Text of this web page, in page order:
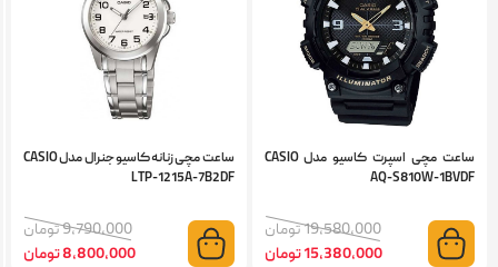
ساعت مچی اسپرت کاسیو مدل CASIO
AQ-S810W-1BVDF
19,580,000 تومان
15,380,000 تومان
ساعت مچی زنانه کاسیو جنرال مدل CASIO
LTP-1215A-7B2DF
9,790,000 تومان
8,800,000 تومان